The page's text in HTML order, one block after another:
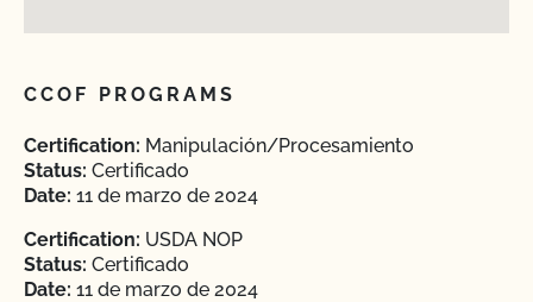
CCOF PROGRAMS
Certification: Manipulación/Procesamiento
Status: Certificado
Date: 11 de marzo de 2024
Certification: USDA NOP
Status: Certificado
Date: 11 de marzo de 2024